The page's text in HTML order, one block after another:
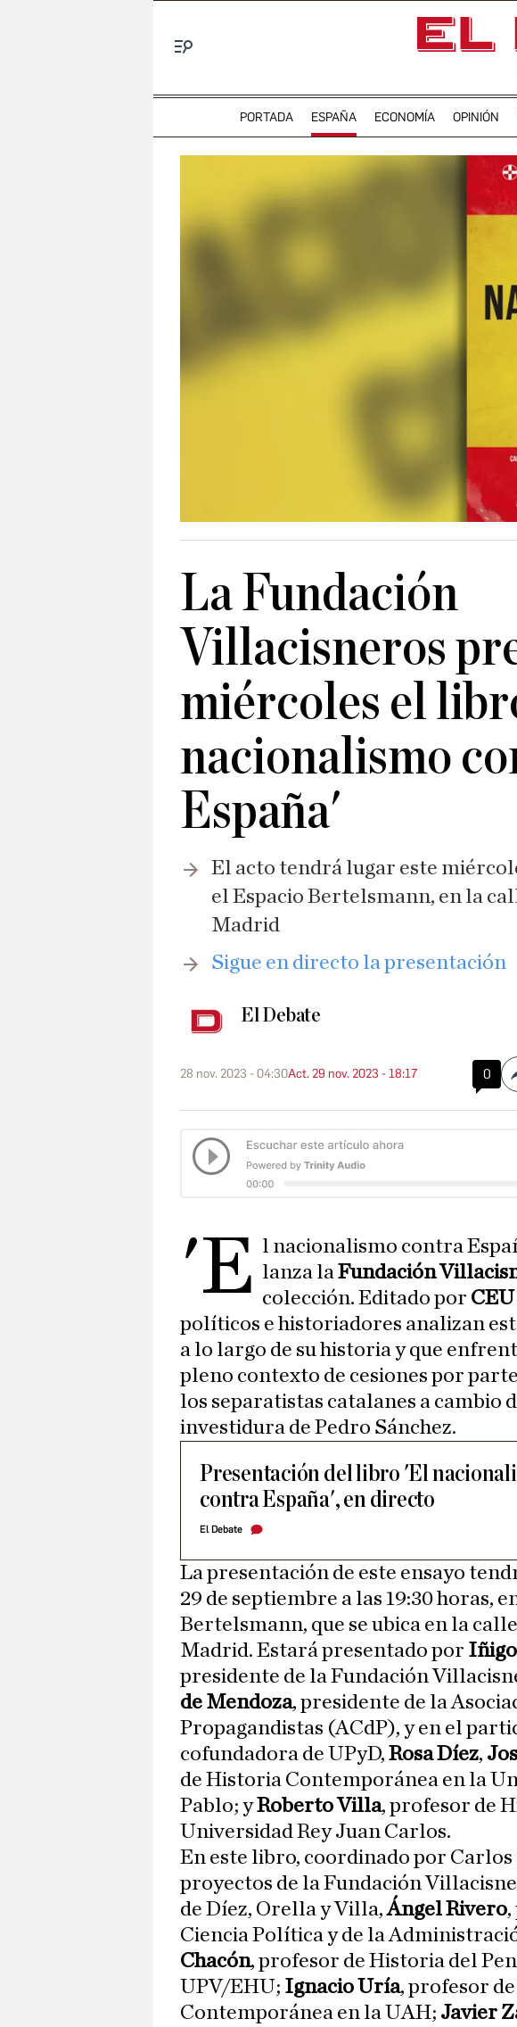
PORTADA ESPAÑA ECONOMÍA OPINIÓN
La Fundación
Villacisneros
miércoles el
nacionalismo
España'
El acto tendrá lugar este
el Espacio Bertelsmann, en la
Madrid
Sigue en directo la presentación
El Debate
28 nov. 2023 - 04:30Act. 29 nov. 2023 - 18:17 0
'E l nacionalismo contra
lanza laFundación
colección. Editado por
políticos e historiadores analizan
a lo largo de su historia y que
pleno contexto de cesiones por
los separatistas catalanes a cambio
investidura de Pedro Sánchez.
Presentación del libro 'El
contra España', en directo
El Debate
La presentación de este ensayo
29 de septiembre a las 19:30 horas,
Bertelsmann, que se ubica en la
Madrid. Estará presentado por
presidente de la Fundación
de Mendoza, presidente de la
Propagandistas (ACdP), y en el
cofundadora de UPyD, Rosa Díez,
de Historia Contemporánea en la
Pablo; yRoberto Villa, profesor de
Universidad Rey Juan Carlos.
En este libro, coordinado por
proyectos de la Fundación
de Díez, Orella y Villa,Ángel Rivero
Ciencia Política y de la
Chacón, profesor de Historia del
UPV/EHU; Ignacio Uría, profesor
Contemporánea en la UAH; Javier